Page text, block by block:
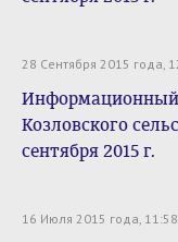
28 Сентября 2015 года,
Информационный
Козловского
сентября 2015 г.
16 Июля 2015 года, 11:58